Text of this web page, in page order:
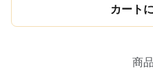
カート
商